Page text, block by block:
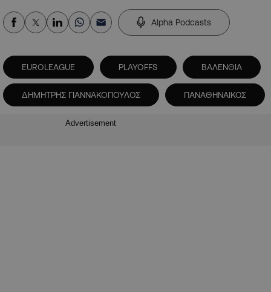
Alpha Podcasts
EUROLEAGUE PLAYOFFS ΒΑΛΕΝΘΙΑ
ΔΗΜΗΤΡΗΣ ΓΙΑΝΝΑΚΟΠΟΥΛΟΣ ΠΑΝΑΘΗΝΑΙΚΟΣ
Advertisement